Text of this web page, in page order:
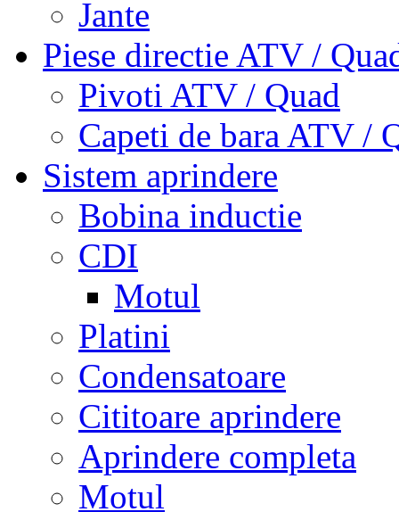
Jante
Piese directie ATV /
Pivoti ATV / Quad
Capeti de bara ATV /
Sistem aprindere
Bobina inductie
CDI
Motul
Platini
Condensatoare
Cititoare aprindere
Aprindere completa
Motul